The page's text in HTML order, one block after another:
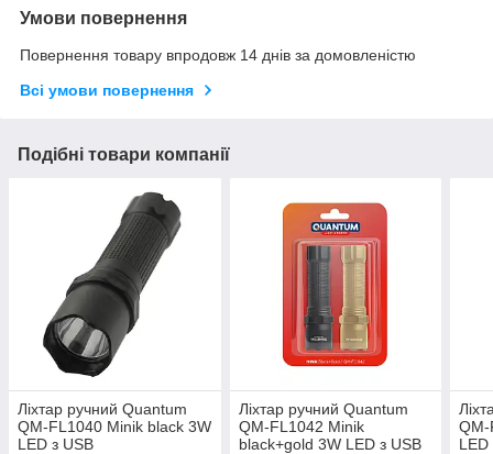
Умови повернення
Повернення товару впродовж 14 днів за домовленістю
Всі умови повернення
Подібні товари компанії
Ліхтар ручний Quantum
QM-FL1040 Minik black 3W
LED з USB
Ліхтар ручний Quantum
QM-FL1042 Minik
black+gold 3W LED з USB
QM-
LED